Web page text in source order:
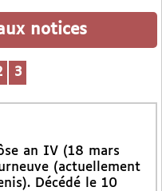
notices
3
an IV (18 mars
(actuellement
Décédé le 10